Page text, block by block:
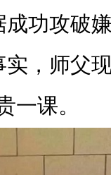
功攻破
，师父
一课。